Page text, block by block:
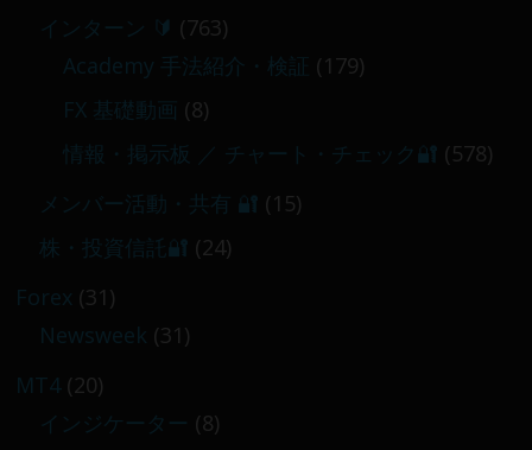
インターン 🔰 (763)
Academy 手法紹介・検証 (179)
FX 基礎動画 (8)
情報・掲示板 ／ チャート・チェック🔐 (578)
メンバー活動・共有 🔐 (15)
株・投資信託🔐 (24)
Forex (31)
Newsweek (31)
MT4(20)
インジケーター (8)